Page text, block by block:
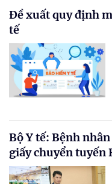
Đề xuất quy định
tế
Bộ Y tế: Bệnh
giấy chuyển tuyến